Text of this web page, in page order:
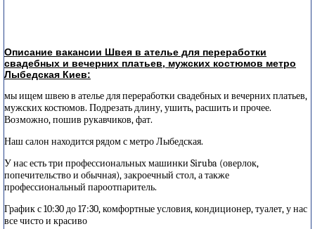
Описание вакансии Швея в ателье для переработки
свадебных и вечерних платьев, мужских костюмов метро
Лыбедская Киев:
мы ищем швею в ателье для переработки свадебных и вечерних платьев,
мужских костюмов. Подрезать длину, ушить, расшить и прочее.
Возможно, пошив рукавчиков, фат.
Наш салон находится рядом с метро Лыбедская.
У нас есть три профессиональных машинки Siruba (оверлок,
попечительство и обычная), закроечный стол, а также
профессиональный пароотпаритель.
График с 10:30 до 17:30, комфортные условия, кондиционер, туалет, у нас
все чисто и красиво